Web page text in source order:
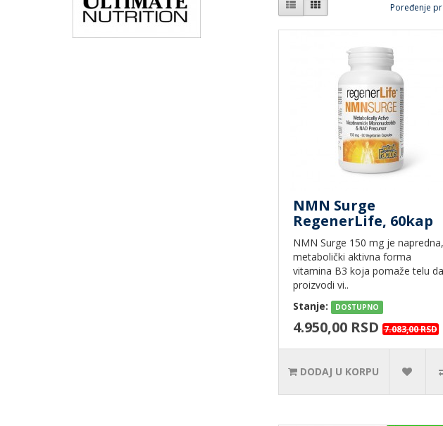
Poređenje
NMN Surge
RegenerLife, 60kap
NMN Surge 150 mg je napredna,
metabolički aktivna forma
vitamina B3 koja pomaže telu da
proizvodi vi..
Stanje:
DOSTUPNO
4.950,00 RSD 7.083,00 RSD
DODAJ U KORPU